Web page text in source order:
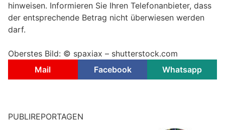
hinweisen. Informieren Sie Ihren Telefonanbieter, dass
der entsprechende Betrag nicht überwiesen werden
darf.
Oberstes Bild: © spaxiax – shutterstock.com
Mail
Facebook Whatsapp
PUBLIREPORTAGEN